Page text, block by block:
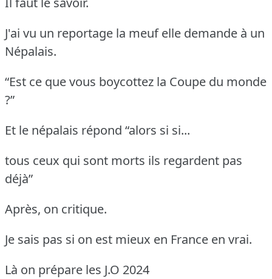
J'ai vu un reportage la meuf elle demande à un
Népalais.
“Est ce que vous boycottez la Coupe du monde
?”
Et le népalais répond “alors si si...
tous ceux qui sont morts ils regardent pas
déjà”
Après, on critique.
Je sais pas si on est mieux en France en vrai.
Là on prépare les J.O 2024